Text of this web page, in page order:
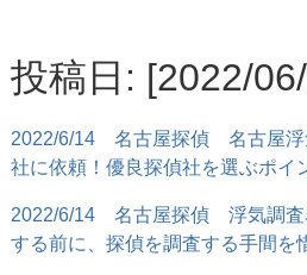
投稿日: [2022/
2022/6/14
名古屋探偵 名古屋
社に依頼！優良探偵社を選ぶポイ
2022/6/14
名古屋探偵 浮気調
する前に、探偵を調査する手間を